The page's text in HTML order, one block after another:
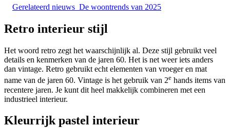
Gerelateerd nieuws De woontrends van 2025
Retro interieur stijl
Het woord retro zegt het waarschijnlijk al. Deze stijl gebruikt veel
details en kenmerken van de jaren 60. Het is net weer iets anders
dan vintage. Retro gebruikt echt elementen van vroeger en mat
name van de jaren 60. Vintage is het gebruik van 2e hands items van
recentere jaren. Je kunt dit heel makkelijk combineren met een
industrieel interieur.
Kleurrijk pastel interieur